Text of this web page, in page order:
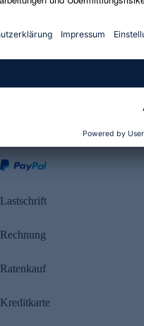
Lastschrift
Rechnung
Ratenkauf
Kreditkarte